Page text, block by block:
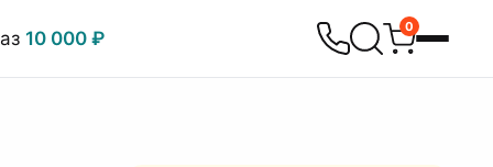
10 000 ₽
0